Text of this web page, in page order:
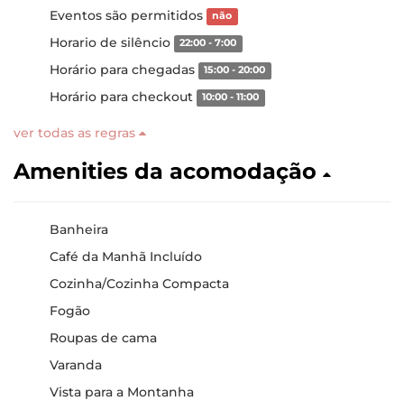
Eventos são permitidos não
Horario de silêncio 22:00 - 7:00
Horário para chegadas 15:00 - 20:00
Horário para checkout 10:00 - 11:00
ver todas as regras
Amenities da acomodação
Banheira
Café da Manhã Incluído
Cozinha/Cozinha Compacta
Fogão
Roupas de cama
Varanda
Vista para a Montanha